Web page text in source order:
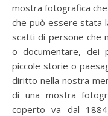
mostra fotografica
che può essere stata
scatti di persone che
o documentare, dei
piccole storie o
diritto nella nostra
di una mostra
coperto va dal